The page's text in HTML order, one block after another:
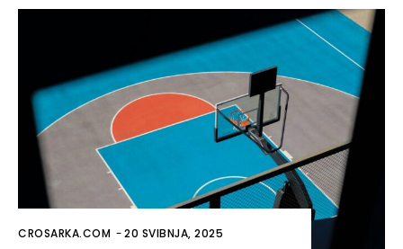
CROSARKA.COM -20 SVIBNJA, 2025